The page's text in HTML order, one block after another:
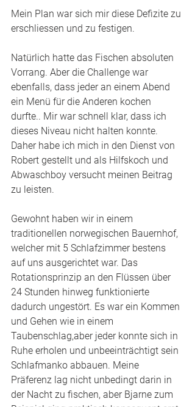
Mein Plan war sich mir diese Defizite zu
erschliessen und zu festigen.
Natürlich hatte das Fischen absoluten
Vorrang. Aber die Challenge war
ebenfalls, dass jeder an einem Abend
ein Menü für die Anderen kochen
durfte.. Mir war schnell klar, dass ich
dieses Niveau nicht halten konnte.
Daher habe ich mich in den Dienst von
Robert gestellt und als Hilfskoch und
Abwaschboy versucht meinen Beitrag
zu leisten.
Gewohnt haben wir in einem
traditionellen norwegischen Bauernhof,
welcher mit 5 Schlafzimmer bestens
auf uns ausgerichtet war. Das
Rotationsprinzip an den Flüssen über
24 Stunden hinweg funktionierte
dadurch ungestört. Es war ein Kommen
und Gehen wie in einem
Taubenschlag,aber jeder konnte sich in
Ruhe erholen und unbeeinträchtigt sein
Schlafmanko abbauen. Meine
Präferenz lag nicht unbedingt darin in
der Nacht zu fischen, aber Bjarne zum